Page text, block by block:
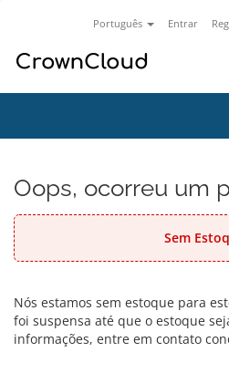
Português Entrar
Oops, ocorreu um
Sem
Nós estamos sem estoque para
foi suspensa até que o estoque
informações, entre em contato